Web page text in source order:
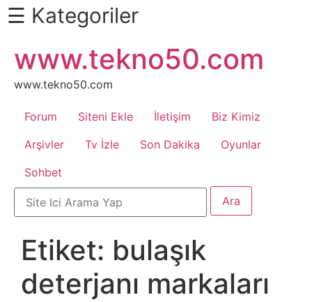
Daha
Fazlası
İçin
Kaydır
Android
Apk
Arabalar
Bankacılık
İşlemleri
☰ Kategoriler
atla
www.tekno50.com
www.tekno50.com
Forum Siteni Ekle İletişim
Biz Kimiz
Arşivler
Tv İzle Son Dakika
Oyunlar
Sohbet
Etiket: bulaşık
deterjanı markaları